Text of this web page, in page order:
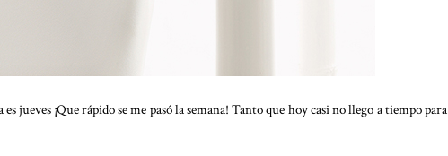
jueves ¡Que rápido se me pasó la semana! Tanto que hoy casi no llego a tiempo para